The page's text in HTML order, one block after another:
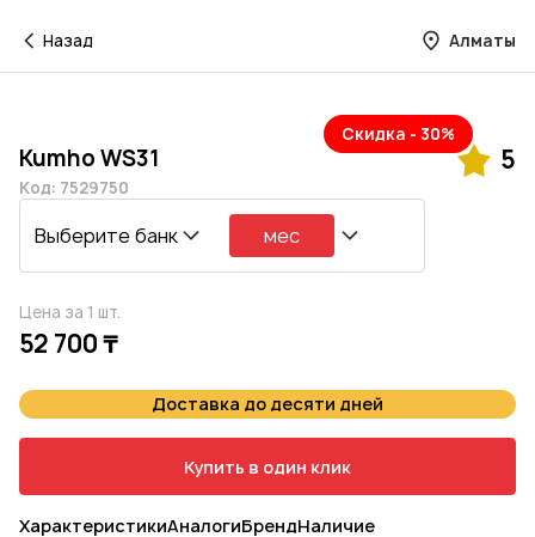
Назад Алматы
Скидка - 30%
Kumho WS31 5
Код: 7529750
Выберите банк мес
Цена за 1 шт.
52 700 ₸
Доставка до десяти дней
Купить в один клик
ХарактеристикиАналогиБрендНаличие